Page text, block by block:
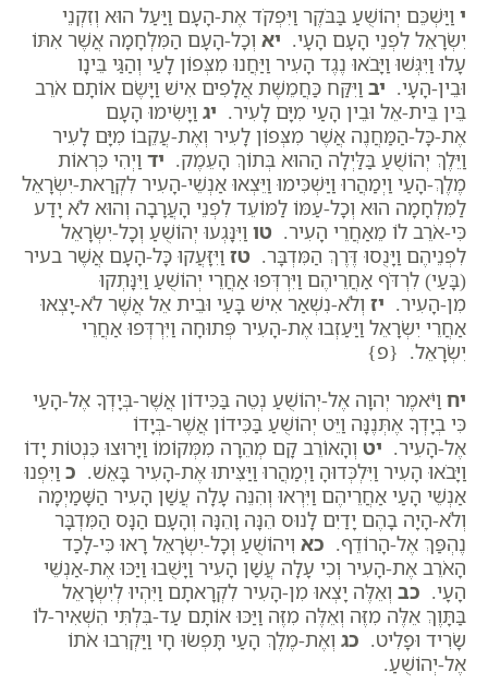
י וַיַּשְׁכֵּם יְהוֹשֻׁעַ בַּבֹּקֶר וַיִּפְקֹד אֶת-הָעָם וַיַּעַל הוּא וְזִקְנֵי
יִשְׂרָאֵל לִפְנֵי הָעָם הָעָי. יא וְכָל-הָעָם הַמִּלְחָמָה אֲשֶׁר אִתּוֹ
עָלוּ וַיִּגְּשׁוּ וַיָּבֹאוּ נֶגֶד הָעִיר וַיַּחֲנוּ מִצְּפוֹן לָעַי וְהַגַּי בֵּינָו
וּבֵין-הָעָי. יב וַיִּקַּח כַּחֲמֵשֶׁת אֲלָפִים אִישׁ וַיָּשֶׂם אוֹתָם אֹרֵב
בֵּין בֵּית-אֵל וּבֵין הָעַי מִיָּם לָעִיר. יג וַיָּשִׂימוּ הָעָם
אֶת-כָּל-הַמַּחֲנֶה אֲשֶׁר מִצְּפוֹן לָעִיר וְאֶת-עֲקֵבוֹ מִיָּם לָעִיר
וַיֵּלֶךְ יְהוֹשֻׁעַ בַּלַּיְלָה הַהוּא בְּתוֹךְ הָעֵמֶק. יד וַיְהִי כִּרְאוֹת
מֶלֶךְ-הָעַי וַיְמַהֲרוּ וַיַּשְׁכִּימוּ וַיֵּצְאוּ אַנְשֵׁי-הָעִיר לִקְרַאת-יִשְׂרָאֵל
לַמִּלְחָמָה הוּא וְכָל-עַמּוֹ לַמּוֹעֵד לִפְנֵי הָעֲרָבָה וְהוּא לֹא יָדַע
כִּי-אֹרֵב לוֹ מֵאַחֲרֵי הָעִיר. טו וַיִּנָּגְעוּ יְהוֹשֻׁעַ וְכָל-יִשְׂרָאֵל
לִפְנֵיהֶם וַיָּנֻסוּ דֶּרֶךְ הַמִּדְבָּר. טז וַיִּזָּעֲקוּ כָּל-הָעָם אֲשֶׁר בעיר
(בָּעַי) לִרְדֹּף אַחֲרֵיהֶם וַיִּרְדְּפוּ אַחֲרֵי יְהוֹשֻׁעַ וַיִּנָּתְקוּ
מִן-הָעִיר. יז וְלֹא-נִשְׁאַר אִישׁ בָּעַי וּבֵית אֵל אֲשֶׁר לֹא-יָצְאוּ
אַחֲרֵי יִשְׂרָאֵל וַיַּעַזְבוּ אֶת-הָעִיר פְּתוּחָה וַיִּרְדְּפוּ אַחֲרֵי
יִשְׂרָאֵל. {פ}
יח וַיֹּאמֶר יְהוָה אֶל-יְהוֹשֻׁעַ נְטֵה בַּכִּידוֹן אֲשֶׁר-בְּיָדְךָ אֶל-הָעַי
כִּי בְיָדְךָ אֶתְּנֶנָּה וַיֵּט יְהוֹשֻׁעַ בַּכִּידוֹן אֲשֶׁר-בְּיָדוֹ
אֶל-הָעִיר. יט וְהָאוֹרֵב קָם מְהֵרָה מִמְּקוֹמוֹ וַיָּרוּצוּ כִּנְטוֹת יָדוֹ
וַיָּבֹאוּ הָעִיר וַיִּלְכְּדוּהָ וַיְמַהֲרוּ וַיַּצִּיתוּ אֶת-הָעִיר בָּאֵשׁ. כ וַיִּפְנוּ
אַנְשֵׁי הָעַי אַחֲרֵיהֶם וַיִּרְאוּ וְהִנֵּה עָלָה עֲשַׁן הָעִיר הַשָּׁמַיְמָה
וְלֹא-הָיָה בָהֶם יָדַיִם לָנוּס הֵנָּה וָהֵנָּה וְהָעָם הַנָּס הַמִּדְבָּר
נֶהְפַּךְ אֶל-הָרוֹדֵף. כא וִיהוֹשֻׁעַ וְכָל-יִשְׂרָאֵל רָאוּ כִּי-לָכַד
הָאֹרֵב אֶת-הָעִיר וְכִי עָלָה עֲשַׁן הָעִיר וַיָּשֻׁבוּ וַיַּכּוּ אֶת-אַנְשֵׁי
הָעָי. כב וְאֵלֶּה יָצְאוּ מִן-הָעִיר לִקְרָאתָם וַיִּהְיוּ לְיִשְׂרָאֵל
בַּתָּוֶךְ אֵלֶּה מִזֶּה וְאֵלֶּה מִזֶּה וַיַּכּוּ אוֹתָם עַד-בִּלְתִּי הִשְׁאִיר-לוֹ
שָׂרִיד וּפָלִיט. כג וְאֶת-מֶלֶךְ הָעַי תָּפְשׂוּ חָי וַיַּקְרִבוּ אֹתוֹ
אֶל-יְהוֹשֻׁעַ.